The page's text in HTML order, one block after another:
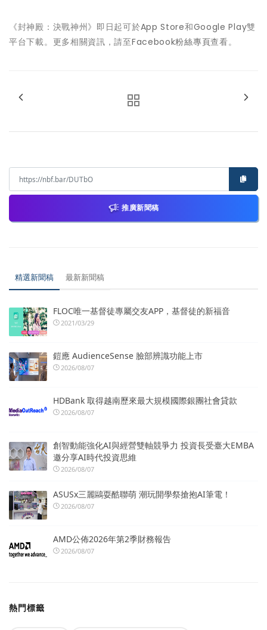
《封神殿：決戰神州》即日起可於App Store和Google Play雙
平台下載。更多相關資訊，請至Facebook粉絲專頁查看。
推廣新聞稿
精選新聞稿 最新新聞稿
FLOC唯一基督徒專屬交友APP，基督徒的新福音
2021/03/29
鎧應 AudienceSense 臉部辨識功能上市
2026/08/07
HDBank 取得越南歷來最大規模國際銀團社會貸款
2026/08/07
創智動能強化AI與經營雙軸競爭力 投資長受臺大EMBA
邀分享AI時代投資思維
2026/08/07
ASUSx三麗鷗耍酷聯萌 潮玩開學祭搶抱AI筆電！
2026/08/07
AMD公佈2026年第2季財務報告
2026/08/07
熱門標籤